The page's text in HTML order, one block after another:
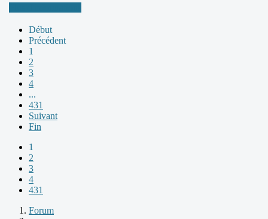
Début
Précédent
1
2
3
4
...
431
Suivant
Fin
1
2
3
4
431
Forum